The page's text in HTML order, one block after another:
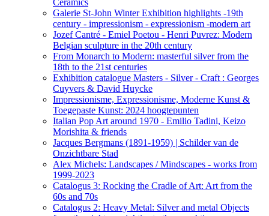
Ceramics
Galerie St-John Winter Exhibition highlights -19th
century - impressionism - expressionism -modern art
Jozef Cantré - Emiel Poetou - Henri Puvrez: Modern
Belgian sculpture in the 20th century
From Monarch to Modern: masterful silver from the
18th to the 21st centuries
Exhibition catalogue Masters - Silver - Craft : Georges
Cuyvers & David Huycke
Impressionisme, Expressionisme, Moderne Kunst &
Toegepaste Kunst: 2024 hoogtepunten
Italian Pop Art around 1970 - Emilio Tadini, Keizo
Morishita & friends
Jacques Bergmans (1891-1959) | Schilder van de
Onzichtbare Stad
Alex Michels: Landscapes / Mindscapes - works from
1999-2023
Catalogus 3: Rocking the Cradle of Art: Art from the
60s and 70s
Catalogus 2: Heavy Metal: Silver and metal Objects